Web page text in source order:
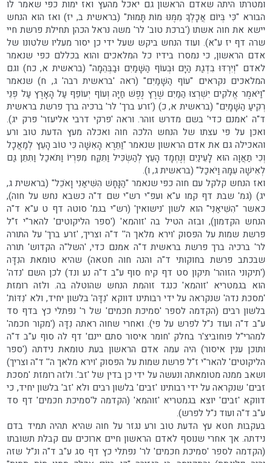
ומטרתו היתה שאדם הראשון גם יאכל מהעץ ואז ימות כפי שאמר לו
הבורא "כִּי בְּיוֹם אֲכָלְךָ מִמֶּנּוּ מוֹת תָּמוּת" (בראשית ב, יז) ואז הוא הנחש
יישא את חוה אשתו ('ברכת טוב' לר' משה נראל הכהן תחילת פרשת חיי
שרה דף יז ע"א). ועוד הנחש ביקש שעל ידי כן יסור מעליו שלטונו של
אדם הראשון, כי נמסרו בידיו כל המלאכים והוא בכללם כפי שנאמר
לאדם "וְיִרְדּוּ בִדְגַת הַיָּם וּבְעוֹף הַשָּׁמַיִם וּבַבְּהֵמָה" (בראשית א, כח) וגם
המלאכים נקראים "עוֹף הַשָּׁמַיִם" (ראה 'בראשית רבה' ג, ח) שנאמר
"וַיֹּאמֶר אֱלֹקִים יִשְׁרְצוּ הַמַּיִם שֶׁרֶץ נֶפֶשׁ חַיָּה וְעוֹף יְעוֹפֵף עַל הָאָרֶץ עַל פְּנֵי
רְקִיעַ הַשָּׁמָיִם" (בראשית א, כ) ('זרע ברך' לר' ברכיה ברך פרשת בראשית
ד"ה 'אמנם כדי' בשם מדרש זוהר. וראה 'פרקי דרבי אליעזר' פרק יג).
ואכן על פי עצתו של הנחש הלכה חוה ואכלה מעץ הדעת טוב ורע
והאכילה גם את אדם הראשון שנאמר "וַתֵּרֶא הָאִשָּׁה כִּי טוֹב הָעֵץ לְמַאֲכָל
וְכִי תַאֲוָה הוּא לָעֵינַיִם וְנֶחְמָד הָעֵץ לְהַשְׂכִּיל וַתִּקַּח מִפִּרְיוֹ וַתֹּאכַל וַתִּתֵּן גַּם
לְאִישָׁהּ עִמָּהּ וַיֹּאכַל" (בראשית ג, ו).
ואז הנחש קלקל עם חוה כפי שנאמר "הַנָּחָשׁ הִשִּׁיאַנִי וָאֹכֵל" (בראשית ג,
יג) (גמ' שבת דף קמו ע"א ועפ"י רש"י שם ד"ה כשבא נחש על חוה),
כאשר "הִשִּׁיאַנִי" הוא לשון 'נישואין' (רש"י בגמ' סוטה דף ט ע"א ד"ה
הנחש הקדמון), ובזה הטיל בה 'זוהמא' ('ספר הליקוטים' להאר"י ז"ל
פרשת שמות על הפסוק 'וירא מלאך ה'' ד"ה וצריך, 'זרע ברך' על התורה
לר' ברכיה ברך פרשת בראשית ד"ה אמנם כדי, 'השל"ה הקדוש' תורה
שבכתב פרשת בחוקותי ד"ה והנה חוה חטאה) שהיא טומאת הנִדָּה
('תיקוני הזוהר' תיקון סט דף קיח סוף ע"ב ד"ה נע ונד) לכן השם 'נדה'
הוא בגמטריא 'זוהמא' כנגד זוהמת הנחש שהוטלה בה. ולזה רומזת
'מסכת נדה' שנקראה על ידי רבותינו דווקא 'נִדָּה' בלשון יחיד, ולא 'נִדּוֹת'
בלשון רבים (הקדמה לספר 'סמיכת חכמים' של ר' נפתלי כץ בדף סד
ע"ב ד"ה ועוד נ"ל לפרש על פי). ואחרי שחוה ראתה נִדָּה ('מקור חכמה'
למהרי"ל פוחוביצ'ר בחלק 'חומר איסור סתם יינם' דף לה סוף ע"ב ד"ה
ותוכן ענין איסור) היה עמה אדם הראשון בעת טומאת נידתה ('ספר
הליקוטים' להאר"י ז"ל פרשת שמות על הפסוק 'וירא מלאך ה'' ד"ה וצריך)
ושאב ממנה מטומאתה ונעשה על ידי כן בדין של 'זב'. ולזה רומזת 'מסכת
זבים' שנקראה על ידי רבותינו 'זבים' בלשון רבים ולא 'זב' בלשון יחיד, כי
דווקא 'זבים' יוצא בגמטריא 'זוהמא' (הקדמה ל'סמיכת חכמים' דף סד
ע"ב ד"ה ועוד נ"ל לפרש).
בעקבות חטא עץ הדעת טוב ורע נגזר על חוה שהיא תהיה תמיד בדם
נידתה. אך אחרי שנוסף לאדם הראשון חיים ארוכים עם קבלת תשובתו
(הקדמה לספר 'סמיכת חכמים' לר' נפתלי כץ דף סג ע"ב ד"ה ונ"ל שזה